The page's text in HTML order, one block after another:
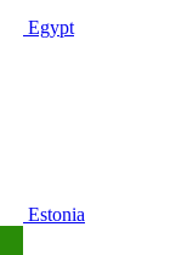
Egypt
Estonia